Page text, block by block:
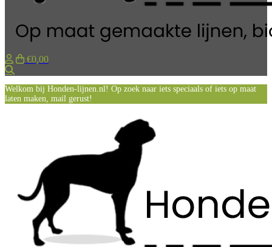
€0,00
Welkom bij Honden-lijnen.nl! Op zoek naar iets speciaals of iets op maat
laten maken, mail gerust!